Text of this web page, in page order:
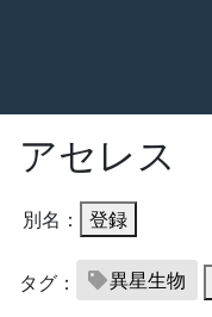
アセレス
別名： 登録
タグ： 異星生物